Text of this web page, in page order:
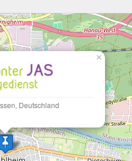
×
Deutschland